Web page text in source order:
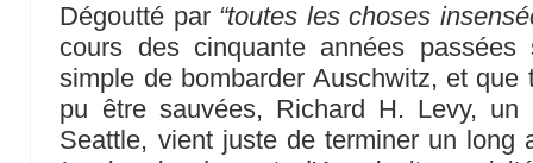
Dégoutté par “toutes les choses
cours des cinquante années
simple de bombarder Auschwitz, et
pu être sauvées, Richard H. Levy,
Seattle, vient juste de terminer un long